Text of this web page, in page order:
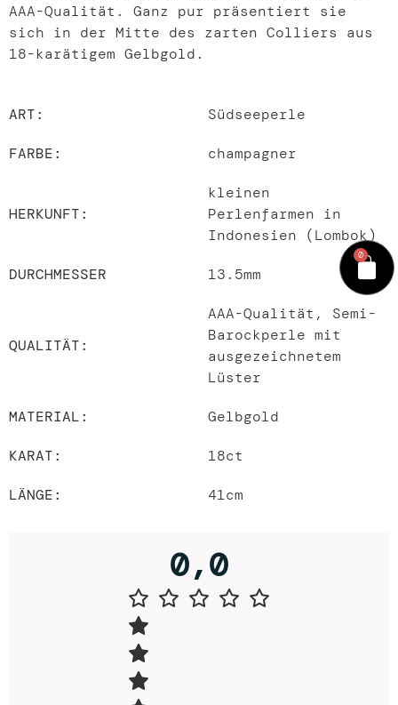
0
AAA-Qualität. Ganz pur präsentiert sie
sich in der Mitte des zarten Colliers aus
18-karätigem Gelbgold.
ART: Südseeperle
FARBE: champagner
HERKUNFT:
kleinen
Perlenfarmen in
Indonesien (Lombok)
DURCHMESSER 13.5mm
QUALITÄT:
AAA-Qualität, Semi-
Barockperle mit
ausgezeichnetem
Lüster
MATERIAL: Gelbgold
KARAT: 18ct
LÄNGE: 41cm
0,0